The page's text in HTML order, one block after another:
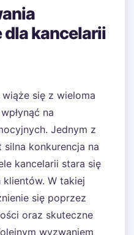
kancelarii
się z wieloma
na
Jednym z
konkurencja na
kancelarii stara się
W takiej
się poprzez
oraz skuteczne
wyzwaniem